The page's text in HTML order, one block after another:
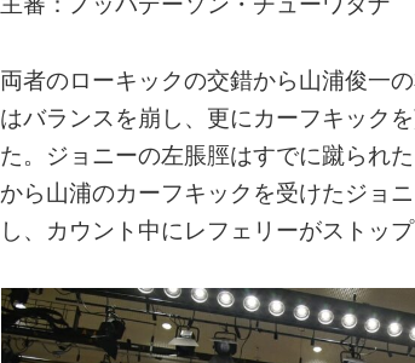
両者のローキックの交錯から山浦俊一
はバランスを崩し、更にカーフキック
た。ジョニーの左脹脛はすでに蹴られ
から山浦のカーフキックを受けたジョ
し、カウント中にレフェリーがストッ